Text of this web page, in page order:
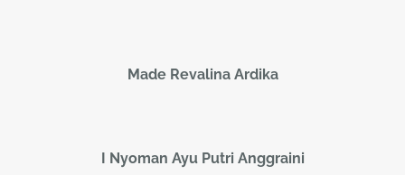
Made Revalina Ardika
I Nyoman Ayu Putri Anggraini